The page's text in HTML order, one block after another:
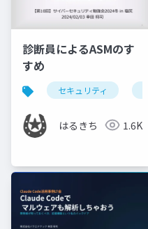
診断員によるASMのす
すめ
セキュリティ
はるきち 1.6K